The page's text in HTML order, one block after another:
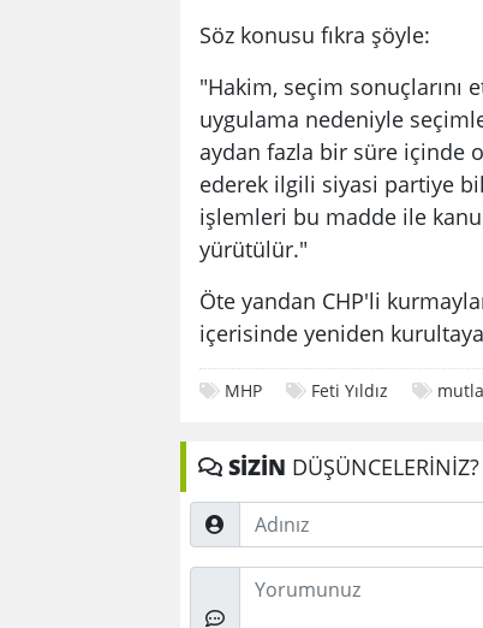
Söz konusu fıkra şöyle:
"Hakim, seçim sonuçlarını
uygulama nedeniyle
aydan fazla bir süre içinde
ederek ilgili siyasi partiye
işlemleri bu madde ile
yürütülür."
Öte yandan CHP'li
içerisinde yeniden
MHP Feti Yıldız
SİZİN DÜŞÜNCELERİNİZ?
Adınız
Düşünceleriniz